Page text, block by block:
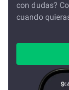
con dudas?
cuando